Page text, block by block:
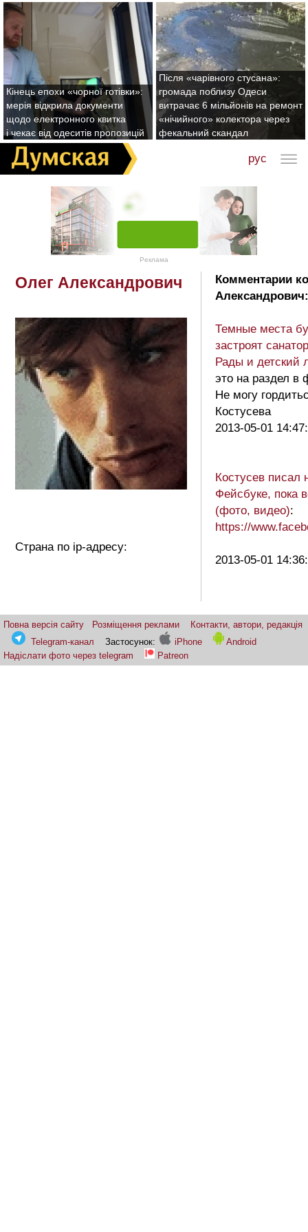
Кінець епохи «чорної готівки»:
мерія відкрила документи
щодо електронного квитка
і чекає від одеситів пропозицій
Після «чарівного стусана»:
громада поблизу Одеси
витрачає 6 мільйонів на ремонт
«нічийного» колектора через
фекальний скандал
рус
Реклама
Олег Александрович
Страна по ip-адресу:
Комментарии
Александрович:
Темные места
застроят
Рады и детский
это на раздел в
Не могу
Костусева
2013-05-01
Костусев писал
Фейсбуке, пока
(фото, видео):
https://
2013-05-01
Повна версія сайту Розміщення реклами
Контакти, автори, редакція
Telegram-канал
Застосунок: iPhone
Android
Надіслати фото через telegram
Patreon